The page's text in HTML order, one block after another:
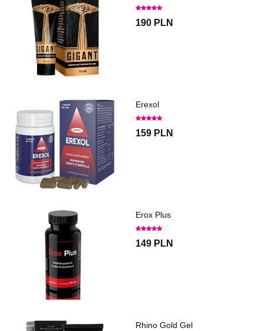
190 PLN
Erexol
159 PLN
Erox Plus
149 PLN
Rhino Gold Gel